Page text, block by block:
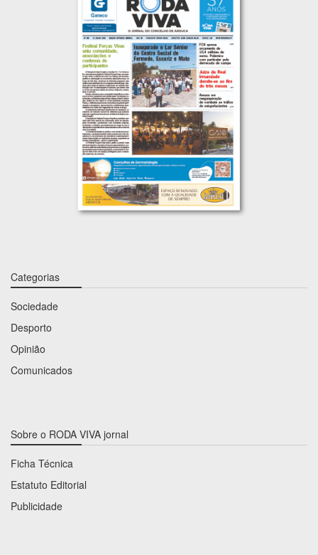
Categorias
Sociedade
Desporto
Opinião
Comunicados
Sobre o RODA VIVA jornal
Ficha Técnica
Estatuto Editorial
Publicidade